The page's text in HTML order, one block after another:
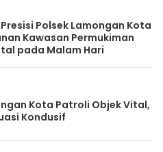
Polsek Lamongan Kota
Kawasan Permukiman
pada Malam Hari
Kota Patroli Objek Vital,
Kondusif